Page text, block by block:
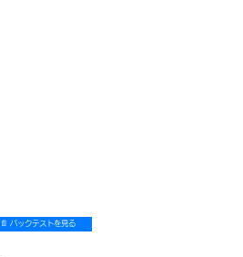
📄 バックテストを見る